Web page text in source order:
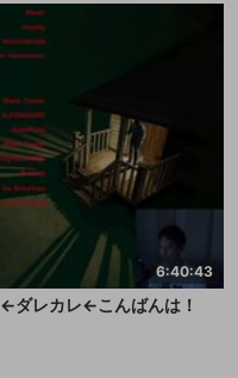
6:40:43
ダレカレ←こんばんは！